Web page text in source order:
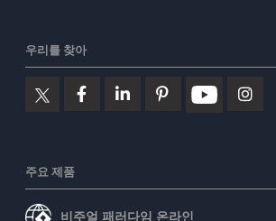
우리를 찾아
주요 제품
비주얼 패러다임 온라인